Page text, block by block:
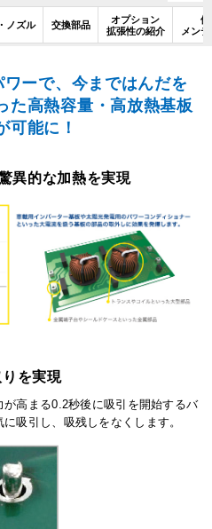
ノズル 交換部品
オプション
拡張性の紹介
使
メン
ーで、今まではんだを
た高熱容量・高放熱基板
可能に！
異的な加熱を実現
を実現
が高まる0.2秒後に吸引を開始するバ
吸引し、吸残しをなくします。